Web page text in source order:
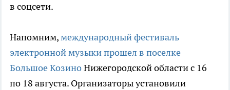
в соцсети.
Напомним,международный фестиваль
электронной музыки прошел в поселке
Большое КозиноНижегородской области с 16
по 18 августа. Организаторы установили